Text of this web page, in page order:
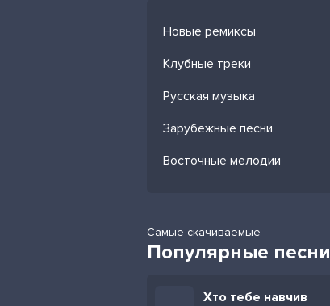
Новые ремиксы
Клубные треки
Русская музыка
Зарубежные песни
Восточные мелодии
Самые скачиваемые
Популярные песни
Хто тебе навчив